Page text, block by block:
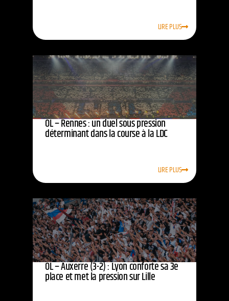
LIRE PLUS
OL – Rennes : un duel sous pression
déterminant dans la course à la LDC
LIRE PLUS
OL – Auxerre (3-2) : Lyon conforte sa 3e
place et met la pression sur Lille